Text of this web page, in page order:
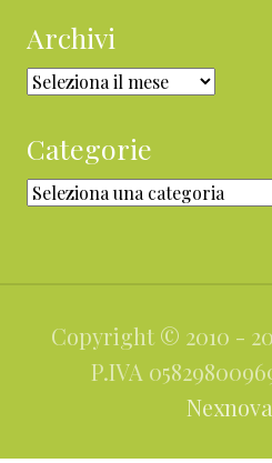
Archivi
Archivi
Categorie
Categorie
Copyright © 2010 -
P.IVA